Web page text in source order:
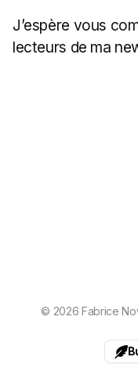
J’espère vous
lecteurs de ma
© 2026 Fabrice